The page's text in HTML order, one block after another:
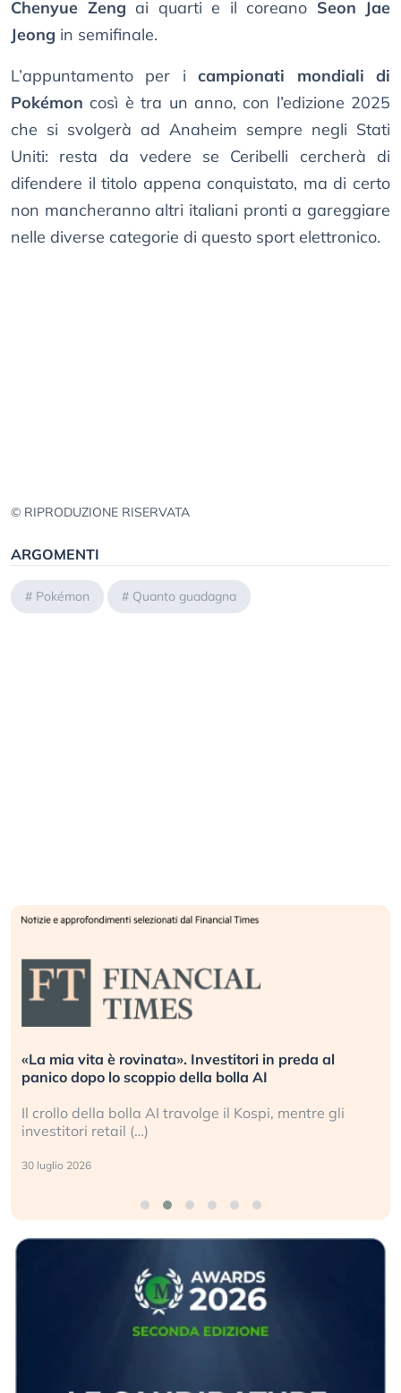
Chenyue Zeng ai quarti e il coreano Seon Jae
Jeong in semifinale.
L’appuntamento per icampionati mondiali di
Pokémon così è tra un anno, con l’edizione 2025
che si svolgerà ad Anaheim sempre negli Stati
Uniti: resta da vedere se Ceribelli cercherà di
difendere il titolo appena conquistato, ma di certo
non mancheranno altri italiani pronti a gareggiare
nelle diverse categorie di questo sport elettronico.
© RIPRODUZIONE RISERVATA
ARGOMENTI
# Pokémon # Quanto guadagna
al
gli
Quando la finanza pesa più dell’economia
L’America sta ripetendo gli errori del 2008?
La ricchezza mondiale cresce, ma è sempre
sganciata dall’economia reale. (…)